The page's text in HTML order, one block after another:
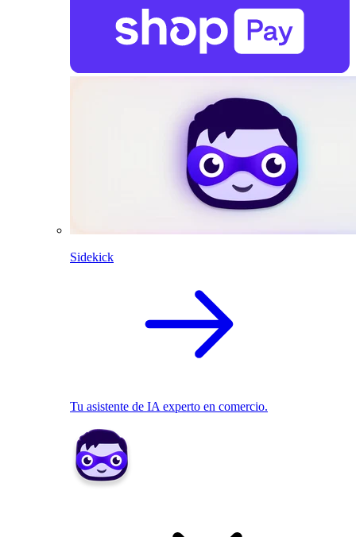
Sidekick
Tu asistente de IA experto en comercio.